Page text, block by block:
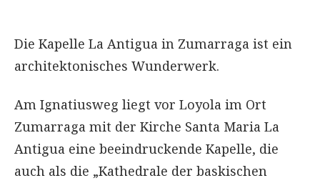
Die Kapelle La Antigua in Zumarraga ist ein
architektonisches Wunderwerk.
Am Ignatiusweg liegt vor Loyola im Ort
Zumarraga mit der Kirche Santa Maria La
Antigua eine beeindruckende Kapelle, die
auch als die „Kathedrale der baskischen